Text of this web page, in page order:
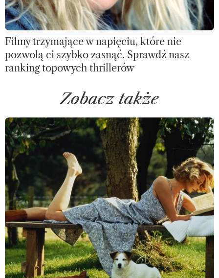
Filmy trzymające w napięciu, które nie
pozwolą ci szybko zasnąć. Sprawdź nasz
ranking topowych thrillerów
Zobacz także